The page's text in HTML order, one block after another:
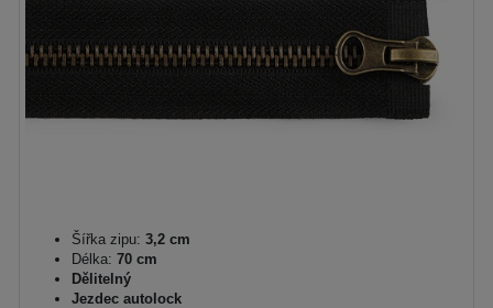
Šířka zipu: 3,2 cm
Délka: 70 cm
Dělitelný
Jezdec autolock